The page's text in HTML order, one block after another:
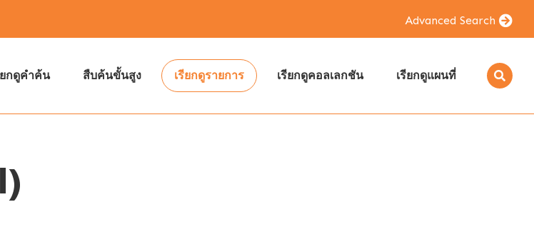
Advanced Search
ยกดูคำค้น สืบค้นขั้นสูง เรียกดูรายการ เรียกดูคอลเลกชัน เรียกดูแผนที่